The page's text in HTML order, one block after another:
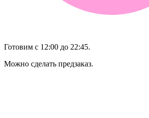
Готовим с 12:00 до 22:45.
Можно сделать предзаказ.